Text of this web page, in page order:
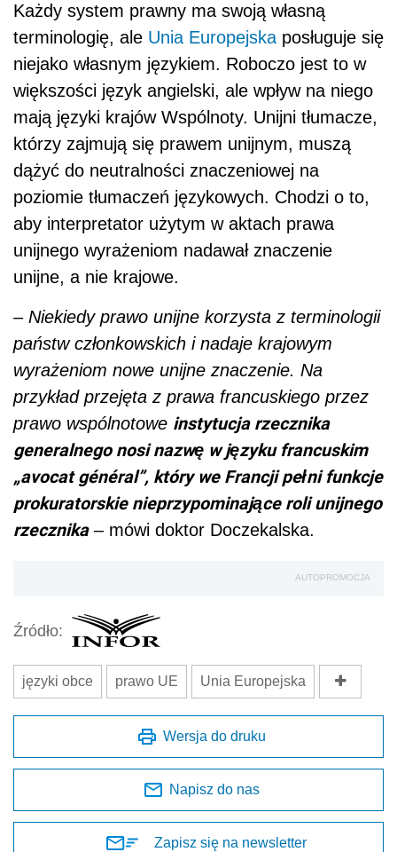
Każdy system prawny ma swoją własną
terminologię, ale Unia Europejskaposługuje się
niejako własnym językiem. Roboczo jest to w
większości język angielski, ale wpływ na niego
mają języki krajów Wspólnoty. Unijni tłumacze,
którzy zajmują się prawem unijnym, muszą
dążyć do neutralności znaczeniowej na
poziomie tłumaczeń językowych. Chodzi o to,
aby interpretator użytym w aktach prawa
unijnego wyrażeniom nadawał znaczenie
unijne, a nie krajowe.
– Niekiedy prawo unijne korzysta z terminologii
państw członkowskich i nadaje krajowym
wyrażeniom nowe unijne znaczenie. Na
przykład przejęta z prawa francuskiego przez
prawo wspólnotowe instytucja rzecznika
generalnego nosi nazwę w języku francuskim
„avocat général”, który we Francji pełni funkcje
prokuratorskie nieprzypominające roli unijnego
rzecznika– mówi doktor Doczekalska.
AUTOPROMOCJA
Źródło:
języki obce prawo UE Unia Europejska
Wersja do druku
Napisz do nas
Zapisz się na newsletter